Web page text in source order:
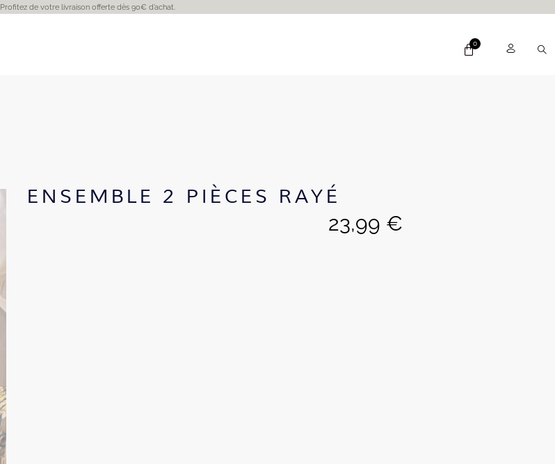
Profitez de votre livraison offerte dès 90€ d’achat.
ENSEMBLE 2 PIÈCES RAYÉ
23,99 €